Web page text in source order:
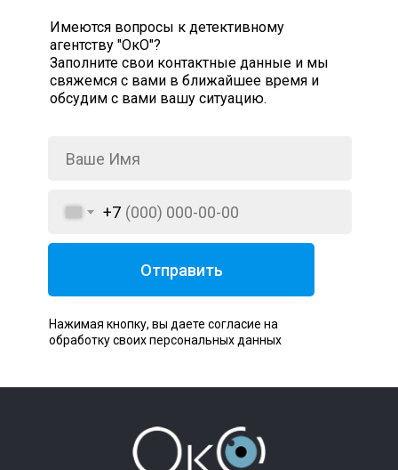
Имеются вопросы к детективному
агентству "ОкО"?
Заполните свои контактные данные и мы
свяжемся с вами в ближайшее время и
обсудим с вами вашу ситуацию.
+7
Отправить
Нажимая кнопку, вы даете согласие на
обработку своих персональных данных